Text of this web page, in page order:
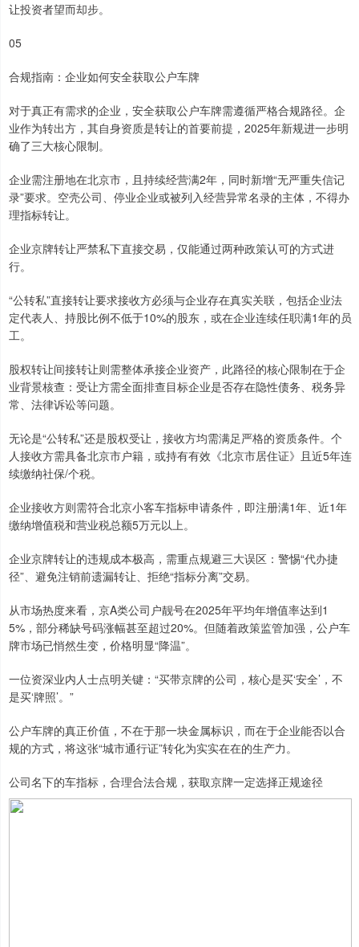
让投资者望而却步。
05
合规指南：企业如何安全获取公户车牌
对于真正有需求的企业，安全获取公户车牌需遵循严格合规路径。企
业作为转出方，其自身资质是转让的首要前提，2025年新规进一步明
确了三大核心限制。
企业需注册地在北京市，且持续经营满2年，同时新增“无严重失信记
录”要求。空壳公司、停业企业或被列入经营异常名录的主体，不得办
理指标转让。
企业京牌转让严禁私下直接交易，仅能通过两种政策认可的方式进
行。
“公转私”直接转让要求接收方必须与企业存在真实关联，包括企业法
定代表人、持股比例不低于10%的股东，或在企业连续任职满1年的员
工。
股权转让间接转让则需整体承接企业资产，此路径的核心限制在于企
业背景核查：受让方需全面排查目标企业是否存在隐性债务、税务异
常、法律诉讼等问题。
无论是“公转私”还是股权受让，接收方均需满足严格的资质条件。个
人接收方需具备北京市户籍，或持有有效《北京市居住证》且近5年连
续缴纳社保/个税。
企业接收方则需符合北京小客车指标申请条件，即注册满1年、近1年
缴纳增值税和营业税总额5万元以上。
企业京牌转让的违规成本极高，需重点规避三大误区：警惕“代办捷
径”、避免注销前遗漏转让、拒绝“指标分离”交易。
从市场热度来看，京A类公司户靓号在2025年平均年增值率达到1
5%，部分稀缺号码涨幅甚至超过20%。但随着政策监管加强，公户车
牌市场已悄然生变，价格明显“降温”。
一位资深业内人士点明关键：“买带京牌的公司，核心是买‘安全’，不
是买‘牌照’。”
公户车牌的真正价值，不在于那一块金属标识，而在于企业能否以合
规的方式，将这张“城市通行证”转化为实实在在的生产力。
公司名下的车指标，合理合法合规，获取京牌一定选择正规途径